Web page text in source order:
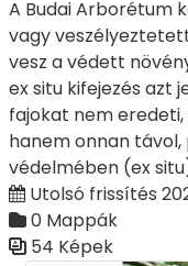
A Budai Arborétum
vagy
vesz a védett
ex situ kifejezés azt
fajokat nem
hanem onnan
védelmében (ex
Utolsó frissítés
0 Mappák
54 Képek